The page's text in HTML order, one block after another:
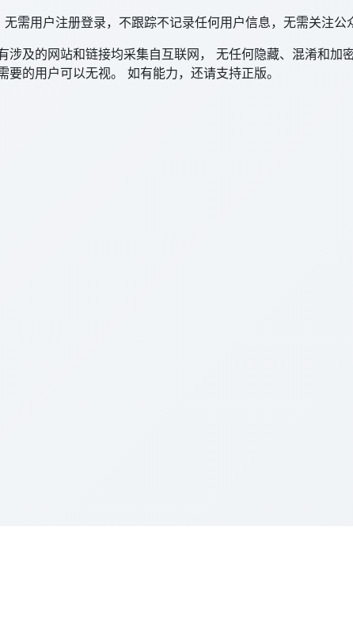
需用户注册登录，不跟踪不记录任何用户信息，无需关注公
及的网站和链接均采集自互联网， 无任何隐藏、混淆和加
的用户可以无视。 如有能力，还请支持正版。